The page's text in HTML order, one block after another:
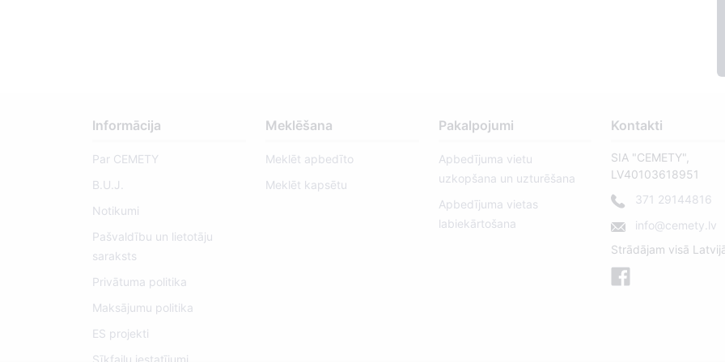
Informācija
Par CEMETY
B.U.J.
Notikumi
Pašvaldību un lietotāju
saraksts
Privātuma politika
Maksājumu politika
ES projekti
Meklēšana
Meklēt apbedīto
Meklēt kapsētu
Pakalpojumi
Apbedījuma vietu
uzkopšana un uzturēšana
Apbedījuma vietas
labiekārtošana
Kontakti
SIA "CEMETY",
LV40103618951
371 29144816
info@cemety.lv
Strādājam visā